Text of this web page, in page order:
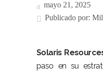
mayo 21, 2025
Publicado por:
Solaris
paso en su